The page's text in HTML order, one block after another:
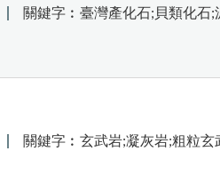
關鍵字︰臺灣產化石;貝類化石
關鍵字︰玄武岩;凝灰岩;粗粒